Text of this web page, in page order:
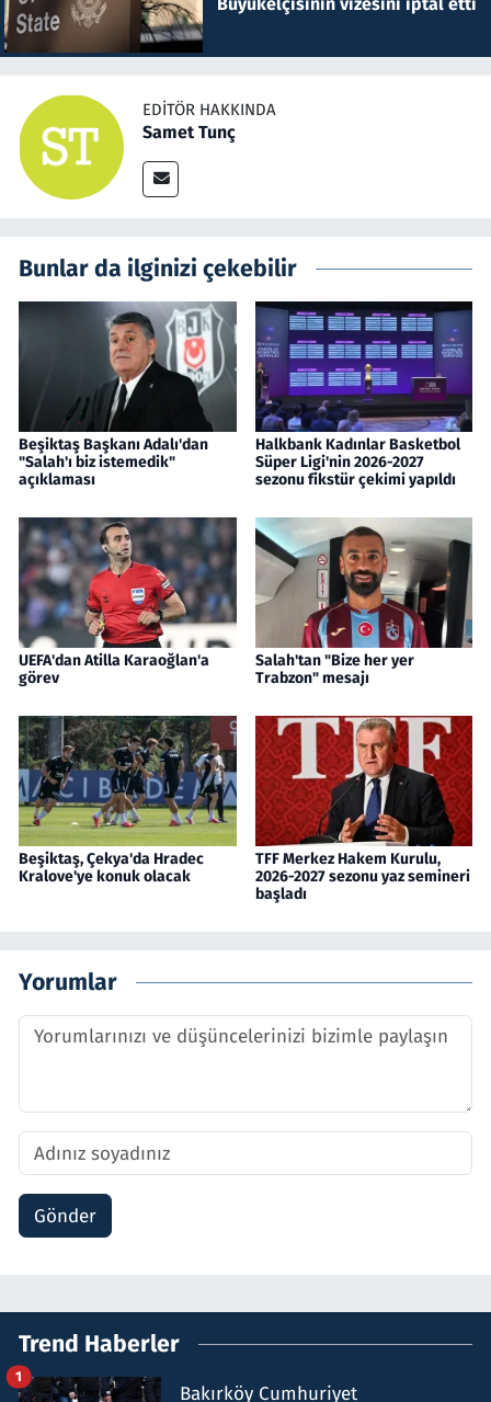
EDITÖR HAKKINDA
Samet Tunç
Bunlar da ilginizi çekebilir
Beşiktaş Başkanı Adalı'dan
"Salah'ı biz istemedik"
açıklaması
Halkbank Kadınlar Basketbol
Süper Ligi'nin 2026-2027
sezonu fikstür çekimi yapıldı
UEFA'dan Atilla Karaoğlan'a
görev
Salah'tan "Bize her yer
Trabzon" mesajı
Beşiktaş, Çekya'da Hradec
Kralove'ye konuk olacak
TFF Merkez Hakem Kurulu,
2026-2027 sezonu yaz semineri
başladı
Yorumlar
Gönder
Trend Haberler
Bakırköy Cumhuriyet
1